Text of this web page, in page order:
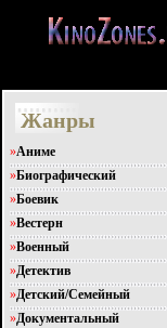
Жанры
»Аниме
»Биографический
»Боевик
»Вестерн
»Военный
»Детектив
»Детский/Семейный
»Документальный